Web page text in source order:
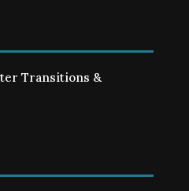
Transitions &